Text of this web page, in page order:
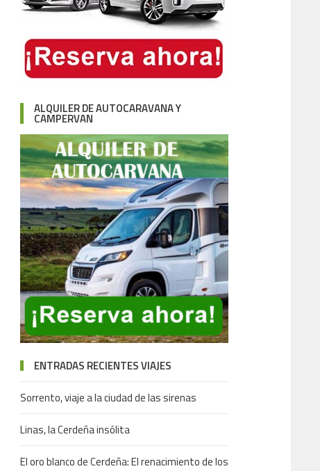
ALQUILER DE AUTOCARAVANA Y
CAMPERVAN
ENTRADAS RECIENTES VIAJES
Sorrento, viaje a la ciudad de las sirenas
Linas, la Cerdeña insólita
El oro blanco de Cerdeña: El renacimiento de los